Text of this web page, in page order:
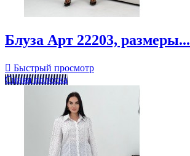
Блуза Арт 22203, размеры...
 Быстрый просмотр
Синяя полоска